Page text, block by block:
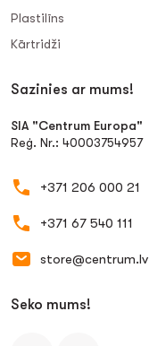
Plastilīns
Kārtridži
Sazinies ar mums!
SIA "Centrum Europa"
Reģ. Nr.: 40003754957
+371 206 000 21
+371 67 540 111
store@centrum.lv
Seko mums!